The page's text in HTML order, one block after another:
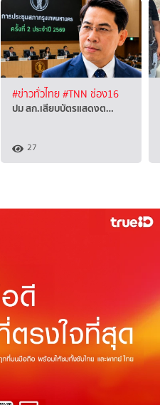
#ข่าวทั่วไทย#TNN ช่อง16
ปม สก.เสียบบัตรแสดงต…
27